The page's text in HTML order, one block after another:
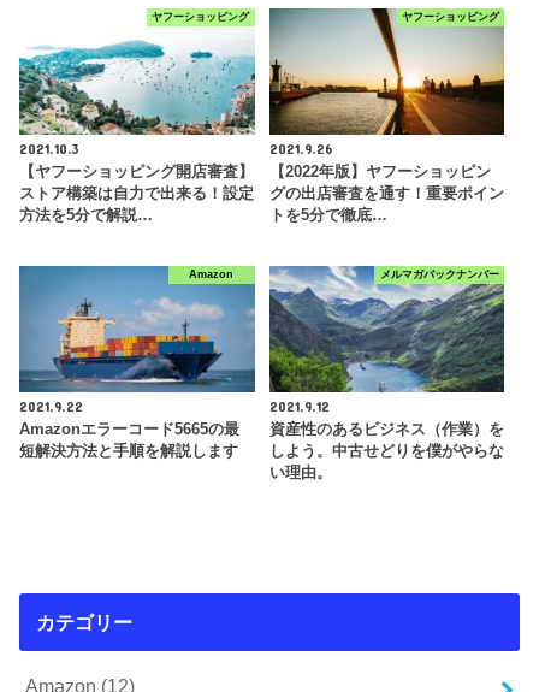
ヤフーショッピング
2021.10.3
【ヤフーショッピング開店審査】
ストア構築は自力で出来る！設定
方法を5分で解説…
ヤフーショッピング
2021.9.26
【2022年版】ヤフーショッピン
グの出店審査を通す！重要ポイン
トを5分で徹底…
Amazon
2021.9.22
Amazonエラーコード5665の最
短解決方法と手順を解説します
メルマガバックナンバー
2021.9.12
資産性のあるビジネス（作業）を
しよう。中古せどりを僕がやらな
い理由。
カテゴリー
Amazon (12)